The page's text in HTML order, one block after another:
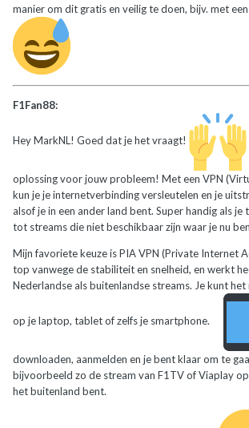
manier om dit gratis en veilig te doen, bijv. met
F1Fan88:
Hey MarkNL! Goed dat je het vraagt!
oplossing voor jouw probleem! Met een VPN
kun je je internetverbinding versleutelen en je
alsof je in een ander land bent. Super handig als je
tot streams die niet beschikbaar zijn waar je nu
Mijn favoriete keuze is PIA VPN (Private Internet
top vanwege de stabiliteit en snelheid, en werkt
Nederlandse als buitenlandse streams. Je kunt
op je laptop, tablet of zelfs je smartphone.
downloaden, aanmelden en je bent klaar om te
bijvoorbeeld zo de stream van F1TV of Viaplay
het buitenland bent.